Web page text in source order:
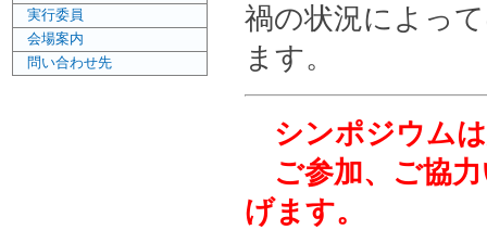
実行委員
会場案内
問い合わせ先
禍の状況によっ
ます。
シンポジウム
ご参加、ご協力
げます。